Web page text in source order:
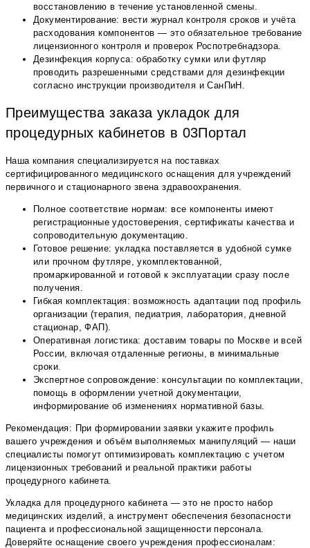
восстановлению в течение установленной смены.
Документирование: вести журнал контроля сроков и учёта
расходования компонентов — это обязательное требование
лицензионного контроля и проверок Роспотребнадзора.
Дезинфекция корпуса: обработку сумки или футляр
проводить разрешенными средствами для дезинфекции
согласно инструкции производителя и СанПиН.
Преимущества заказа укладок для
процедурных кабинетов в 03Портал
Наша компания специализируется на поставках
сертифицированного медицинского оснащения для учреждений
первичного и стационарного звена здравоохранения.
Полное соответствие нормам: все компоненты имеют
регистрационные удостоверения, сертификаты качества и
сопроводительную документацию.
Готовое решение: укладка поставляется в удобной сумке
или прочном футляре, укомплектованной,
промаркированной и готовой к эксплуатации сразу после
получения.
Гибкая комплектация: возможность адаптации под профиль
организации (терапия, педиатрия, лаборатория, дневной
стационар, ФАП).
Оперативная логистика: доставим товары по Москве и всей
России, включая отдаленные регионы, в минимальные
сроки.
Экспертное сопровождение: консультации по комплектации,
помощь в оформлении учетной документации,
информирование об изменениях нормативной базы.
Рекомендация: При формировании заявки укажите профиль
вашего учреждения и объём выполняемых манипуляций — наши
специалисты помогут оптимизировать комплектацию с учетом
лицензионных требований и реальной практики работы
процедурного кабинета.
Укладка для процедурного кабинета — это не просто набор
медицинских изделий, а инструмент обеспечения безопасности
пациента и профессиональной защищенности персонала.
Доверяйте оснащение своего учреждения профессионалам: